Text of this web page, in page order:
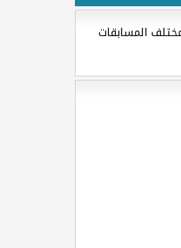
المسابقات